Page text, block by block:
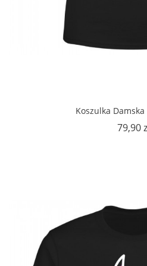
Koszulka
79,90